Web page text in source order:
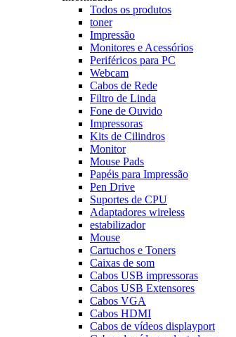
Todos os produtos
toner
Impressão
Monitores e Acessórios
Periféricos para PC
Webcam
Cabos de Rede
Filtro de Linda
Fone de Ouvido
Impressoras
Kits de Cilindros
Monitor
Mouse Pads
Papéis para Impressão
Pen Drive
Suportes de CPU
Adaptadores wireless
estabilizador
Mouse
Cartuchos e Toners
Caixas de som
Cabos USB impressoras
Cabos USB Extensores
Cabos VGA
Cabos HDMI
Cabos de vídeos displayport